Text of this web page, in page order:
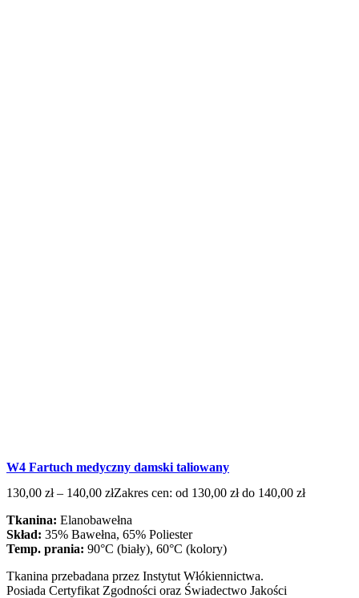
W4 Fartuch medyczny damski taliowany
130,00 zł – 140,00 złZakres cen: od 130,00 zł do 140,00 zł
Tkanina: Elanobawełna
Skład: 35% Bawełna, 65% Poliester
Temp. prania: 90°C (biały), 60°C (kolory)
Tkanina przebadana przez Instytut Włókiennictwa.
Posiada Certyfikat Zgodności oraz Świadectwo Jakości